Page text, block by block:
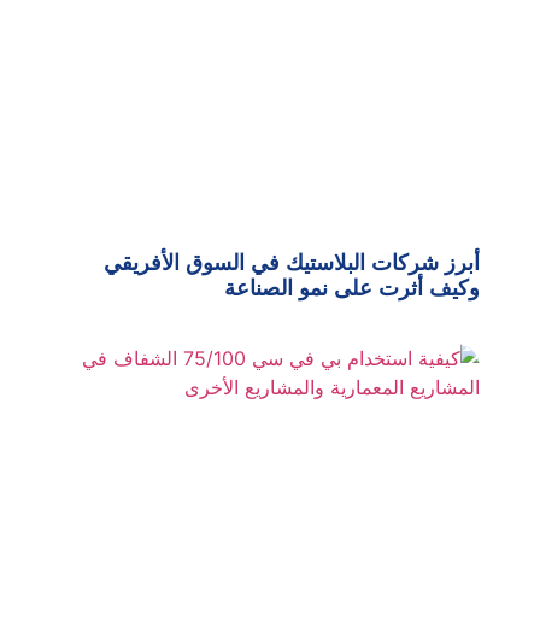
أبرز شركات البلاستيك في السوق الأفريقي
وكيف أثرت على نمو الصناعة